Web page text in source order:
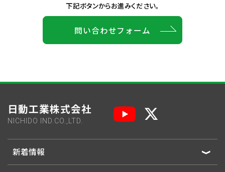
下記ボタンからお進みください。
問い合わせフォーム
日動工業株式会社
NICHIDO IND.CO.,LTD.
新着情報